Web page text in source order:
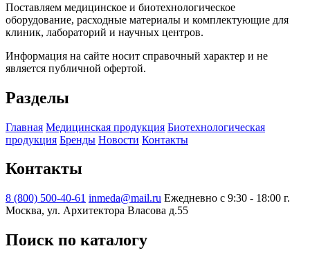
Поставляем медицинское и биотехнологическое
оборудование, расходные материалы и комплектующие для
клиник, лабораторий и научных центров.
Информация на сайте носит справочный характер и не
является публичной офертой.
Разделы
Главная Медицинская продукция Биотехнологическая
продукция Бренды Новости Контакты
Контакты
8 (800) 500-40-61 inmeda@mail.ru Ежедневно с 9:30 - 18:00 г.
Москва, ул. Архитектора Власова д.55
Поиск по каталогу